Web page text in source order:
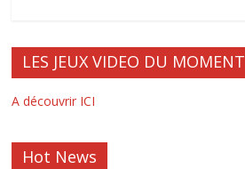
LES JEUX VIDEO DU MOMENT
A découvrir ICI
Hot News